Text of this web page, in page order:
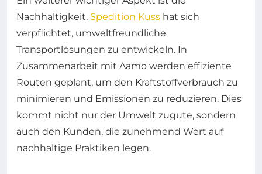
Nachhaltigkeit. Spedition Kuss hat sich
verpflichtet, umweltfreundliche
Transportlösungen zu entwickeln. In
Zusammenarbeit mit Aamo werden effiziente
Routen geplant, um den Kraftstoffverbrauch zu
minimieren und Emissionen zu reduzieren. Dies
kommt nicht nur der Umwelt zugute, sondern
auch den Kunden, die zunehmend Wert auf
nachhaltige Praktiken legen.